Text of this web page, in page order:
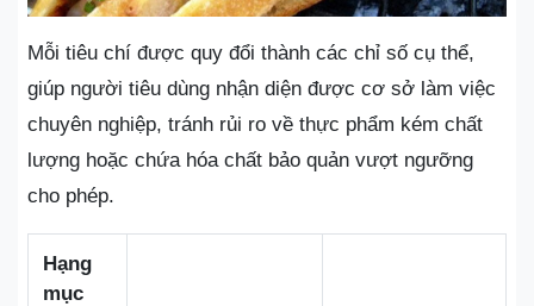
Mỗi tiêu chí được quy đổi thành các chỉ số cụ thể,
giúp người tiêu dùng nhận diện được cơ sở làm việc
chuyên nghiệp, tránh rủi ro về thực phẩm kém chất
lượng hoặc chứa hóa chất bảo quản vượt ngưỡng
cho phép.
Hạng
mục